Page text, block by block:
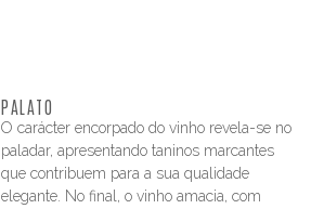
PALATO
O carácter encorpado do vinho revela-se no
paladar, apresentando taninos marcantes
que contribuem para a sua qualidade
elegante. No final, o vinho amacia, com